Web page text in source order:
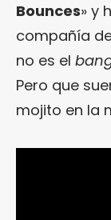
Bounces» y
compañía
no es el
Pero que
mojito en la